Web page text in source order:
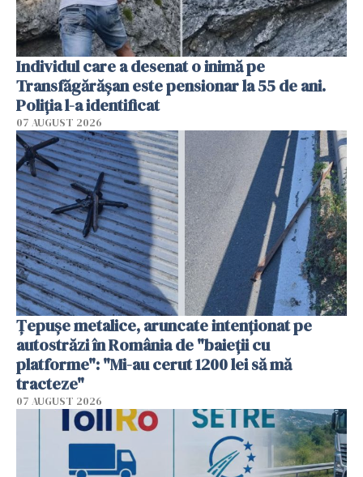
Individul care a desenat o inimă pe
Transfăgărășan este pensionar la 55 de ani.
Poliția l-a identificat
07 AUGUST 2026
Țepușe metalice, aruncate intenționat pe
autostrăzi în România de "baieții cu
platforme": "Mi-au cerut 1200 lei să mă
tracteze"
07 AUGUST 2026